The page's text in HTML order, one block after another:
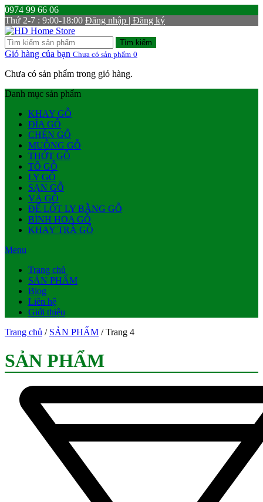
0974 99 66 06
Thứ 2-7 : 9:00-18:00 Đăng nhập | Đăng ký
Tìm kiếm
Giỏ hàng của bạn Chưa có sản phẩm 0
Chưa có sản phẩm trong giỏ hàng.
Danh mục sản phẩm
KHAY GỖ
ĐĨA GỖ
CHÉN GỖ
MUỖNG GỖ
THỚT GỖ
TÔ GỖ
LY GỖ
SẠN GỖ
VÁ GỖ
ĐẾ LÓT LY BẰNG GỖ
BÌNH HOA GỖ
KHAY TRÀ GỖ
Menu
Trang chủ
SẢN PHẨM
Blog
Liên hệ
Giới thiệu
Trang chủ / SẢN PHẨM / Trang 4
SẢN PHẨM